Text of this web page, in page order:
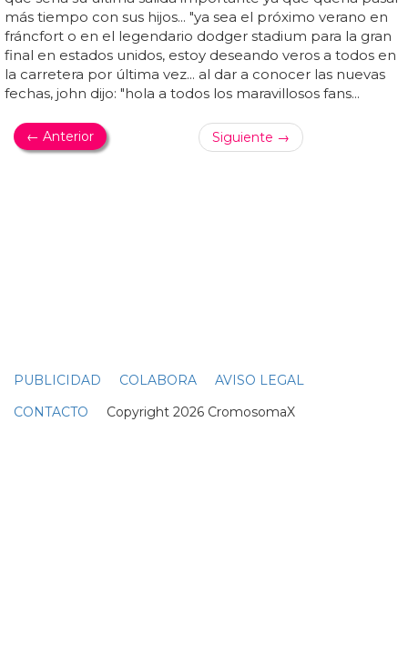
La gira de despedida
de elton john se vio frustrada por la
pandemia de coronavirus... la gira de
despedida del
cantante estaba originalmente programada para concluir
en el o2 de londres en diciembre de 2020, pero esa
fecha se pospuso debido a la pandemia de coronavirus...
el pionero cantautor anunció por primera vez su gira de
despedidaen 2018, diciendo a los fans en ese momento